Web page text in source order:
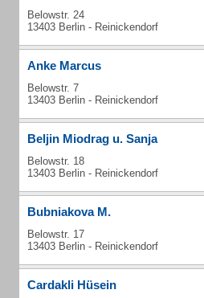
Belowstr. 24
13403 Berlin - Reinickendorf
Anke Marcus
Belowstr. 7
13403 Berlin - Reinickendorf
Beljin Miodrag u. Sanja
Belowstr. 18
13403 Berlin - Reinickendorf
Bubniakova M.
Belowstr. 17
13403 Berlin - Reinickendorf
Cardakli Hüsein